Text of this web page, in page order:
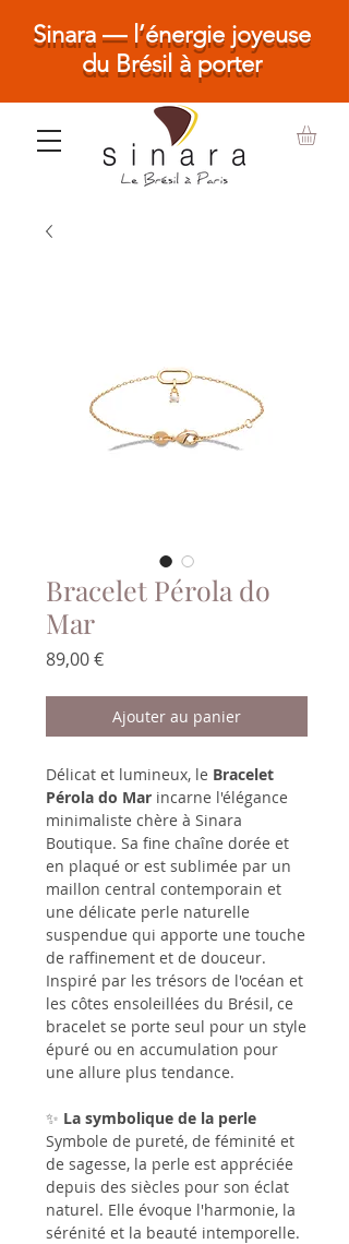
Sinara — l’énergie joyeuse
du Brésil à porter
Bracelet Pérola do
Mar
89,00 €Prix
Ajouter au panier
Délicat et lumineux, le Bracelet
Pérola do Mar incarne l'élégance
minimaliste chère à Sinara
Boutique. Sa fine chaîne dorée et
en plaqué or est sublimée par un
maillon central contemporain et
une délicate perle naturelle
suspendue qui apporte une touche
de raffinement et de douceur.
Inspiré par les trésors de l'océan et
les côtes ensoleillées du Brésil, ce
bracelet se porte seul pour un style
épuré ou en accumulation pour
une allure plus tendance.
✨ La symbolique de la perle
Symbole de pureté, de féminité et
de sagesse, la perle est appréciée
depuis des siècles pour son éclat
naturel. Elle évoque l'harmonie, la
sérénité et la beauté intemporelle.